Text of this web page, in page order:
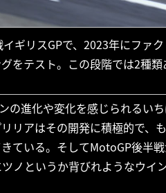
ギリスGPで、2023年にファ
をテスト。この段階では2種類
の進化や変化を感じられるい
リアはその開発に積極的で、
ている。そしてMotoGP後半
ノというか背びれようなウイ